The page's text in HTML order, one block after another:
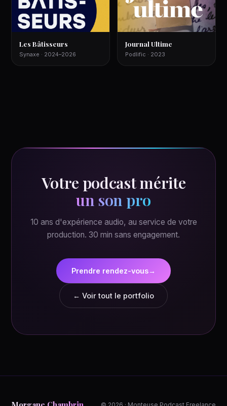
Les Bâtisseurs
Synaxe · 2024–2026
Journal Ultime
Podlific · 2023
Votre podcast mérite
un son pro
10 ans d'expérience audio, au service de votre
production. 30 min sans engagement.
Prendre rendez-vous→
← Voir tout le portfolio
© 2026 · Monteuse Podcast Freelance